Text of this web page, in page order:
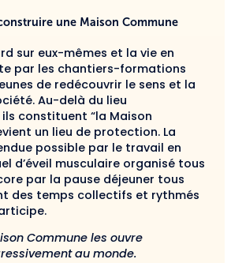
une Maison Commune
sur eux-mêmes et la vie en
par les chantiers-formations
de redécouvrir le sens et la
Au-delà du lieu
constituent “la Maison
un lieu de protection. La
possible par le travail en
d’éveil musculaire organisé tous
par la pause déjeuner tous
des temps collectifs et rythmés
Commune les ouvre
au monde.